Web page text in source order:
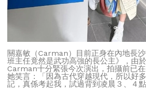
關嘉敏（Carman）目前正身在內地長沙
班主任竟然是武功高強的長公主》，由
Carman十分緊張今次演出，拍攝前已在
她笑言：「因為古代穿越現代，所以好
記，真係考起我，試過背到凌晨３、４點